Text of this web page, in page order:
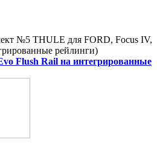
№5 THULE для FORD, Focus IV,
рейлинги)
Flush Rail на интегрированные